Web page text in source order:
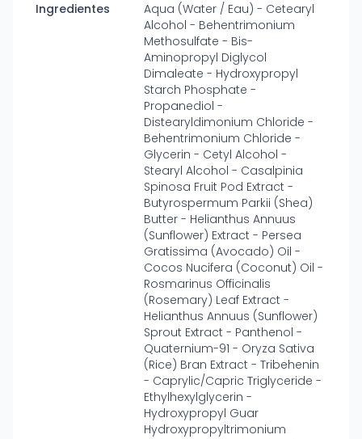
Ingredientes
Aqua (Water / Eau) - Cetearyl
Alcohol - Behentrimonium
Methosulfate - Bis-
Aminopropyl Diglycol
Dimaleate - Hydroxypropyl
Starch Phosphate -
Propanediol -
Distearyldimonium Chloride -
Behentrimonium Chloride -
Glycerin - Cetyl Alcohol -
Stearyl Alcohol - Casalpinia
Spinosa Fruit Pod Extract -
Butyrospermum Parkii (Shea)
Butter - Helianthus Annuus
(Sunflower) Extract - Persea
Gratissima (Avocado) Oil -
Cocos Nucifera (Coconut) Oil -
Rosmarinus Officinalis
(Rosemary) Leaf Extract -
Helianthus Annuus (Sunflower)
Sprout Extract - Panthenol -
Quaternium-91 - Oryza Sativa
(Rice) Bran Extract - Tribehenin
- Caprylic/Capric Triglyceride -
Ethylhexylglycerin -
Hydroxypropyl Guar
Hydroxypropyltrimonium